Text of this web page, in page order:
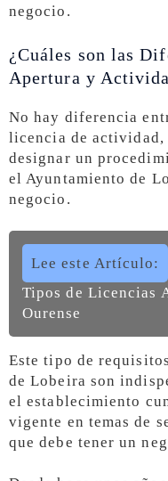
negocio.
¿Cuáles son las
Apertura y
No hay diferencia
licencia de actividad,
designar un
el Ayuntamiento de
negocio.
Lee este Artículo:
Tipos de Licencias
Ourense
Este tipo de
de Lobeira son
el establecimiento
vigente en temas de
que debe tener un